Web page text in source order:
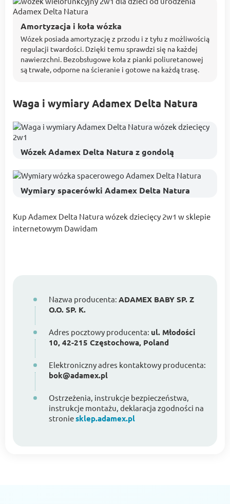
Amortyzacja i koła wózka
Wózek posiada amortyzację z przodu i z tyłu z możliwością
regulacji twardości. Dzięki temu sprawdzi się na każdej
nawierzchni. Bezobsługowe koła z pianki poliuretanowej
są trwałe, odporne na ścieranie i gotowe na każdą trasę.
Waga i wymiary Adamex Delta Natura
Wózek Adamex Delta Natura z gondolą
Wymiary spacerówki Adamex Delta Natura
Kup Adamex Delta Natura wózek dziecięcy 2w1 w sklepie
internetowym Dawidam
Nazwa producenta: ADAMEX BABY SP. Z
O.O. SP. K.
Adres pocztowy producenta: ul. Młodości
10, 42-215 Częstochowa, Poland
Elektroniczny adres kontaktowy producenta:
bok@adamex.pl
Ostrzeżenia, instrukcje bezpieczeństwa,
instrukcje montażu, deklaracja zgodności na
stroniesklep.adamex.pl